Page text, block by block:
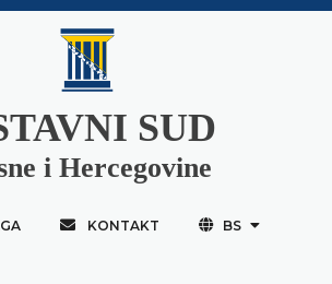
SUD
i Hercegovine
KONTAKT BS